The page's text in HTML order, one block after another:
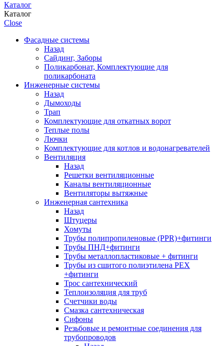
Каталог
Каталог
Close
Фасадные системы
Назад
Сайдинг, Заборы
Поликарбонат, Комплектующие для
поликарбоната
Инженерные системы
Назад
Дымоходы
Трап
Комплектующие для откатных ворот
Теплые полы
Лючки
Комплектующие для котлов и водонагревателей
Вентиляция
Назад
Решетки вентиляционные
Каналы вентиляционные
Вентиляторы вытяжные
Инженерная сантехника
Назад
Штуцеры
Хомуты
Трубы полипропиленовые (PPR)+фитинги
Трубы ПНД+фитинги
Трубы металлопластиковые + фитинги
Трубы из сшитого полиэтилена PEX
+фитинги
Трос сантехнический
Теплоизоляция для труб
Счетчики воды
Смазка сантехническая
Сифоны
Резьбовые и ремонтные соединения для
трубопроводов